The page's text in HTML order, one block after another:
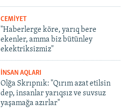
CEMİYET
"Haberlerge köre, yarıq bere
ekenler, amma biz bütünley
ekektriksizmiz"
İNSAN AQLARI
Olğa Skrıpnık: "Qırım azat etilsin
dep, insanlar yarıqsız ve suvsuz
yaşamağa azırlar"